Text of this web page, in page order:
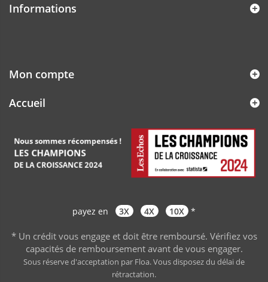
Informations
Mon compte
Accueil
payez en 3X 4X 10X *
* Un crédit vous engage et doit être remboursé. Vérifiez vos
capacités de remboursement avant de vous engager.
Sous réserve d'acceptation par Floa. Vous disposez du délai de
rétractation.